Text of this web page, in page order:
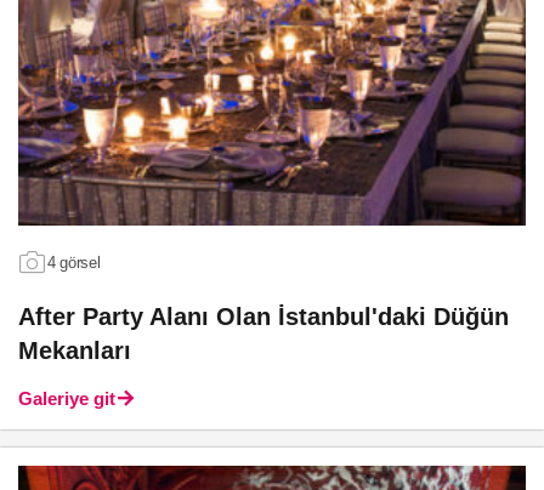
4 görsel
After Party Alanı Olan İstanbul'daki Düğün
Mekanları
Galeriye git